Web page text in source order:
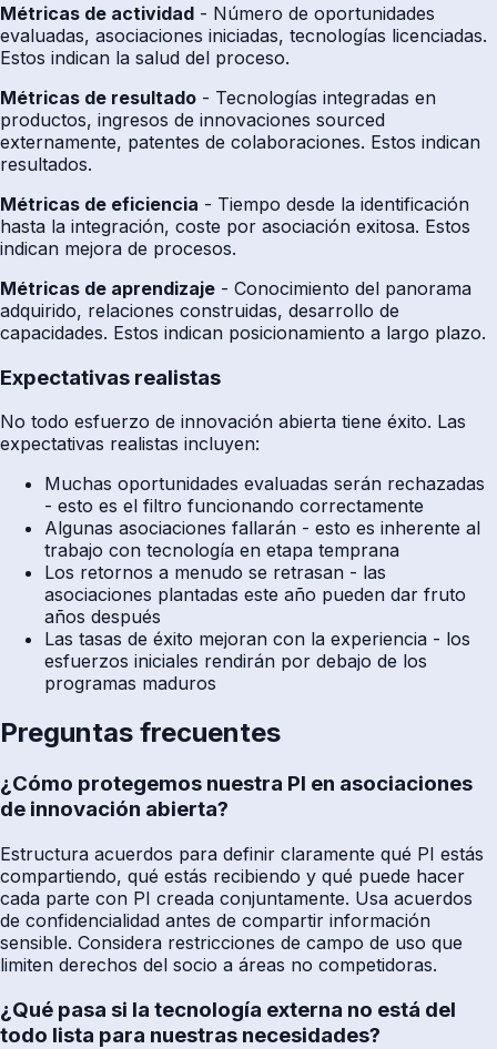
Métricas de actividad - Número de oportunidades
evaluadas, asociaciones iniciadas, tecnologías licenciadas.
Estos indican la salud del proceso.
Métricas de resultado - Tecnologías integradas en
productos, ingresos de innovaciones sourced
externamente, patentes de colaboraciones. Estos indican
resultados.
Métricas de eficiencia - Tiempo desde la identificación
hasta la integración, coste por asociación exitosa. Estos
indican mejora de procesos.
Métricas de aprendizaje - Conocimiento del panorama
adquirido, relaciones construidas, desarrollo de
capacidades. Estos indican posicionamiento a largo plazo.
Expectativas realistas
No todo esfuerzo de innovación abierta tiene éxito. Las
expectativas realistas incluyen:
Muchas oportunidades evaluadas serán rechazadas
- esto es el filtro funcionando correctamente
Algunas asociaciones fallarán - esto es inherente al
trabajo con tecnología en etapa temprana
Los retornos a menudo se retrasan - las
asociaciones plantadas este año pueden dar fruto
años después
Las tasas de éxito mejoran con la experiencia - los
esfuerzos iniciales rendirán por debajo de los
programas maduros
Preguntas frecuentes
¿Cómo protegemos nuestra PI en asociaciones
de innovación abierta?
Estructura acuerdos para definir claramente qué PI estás
compartiendo, qué estás recibiendo y qué puede hacer
cada parte con PI creada conjuntamente. Usa acuerdos
de confidencialidad antes de compartir información
sensible. Considera restricciones de campo de uso que
limiten derechos del socio a áreas no competidoras.
¿Qué pasa si la tecnología externa no está del
todo lista para nuestras necesidades?